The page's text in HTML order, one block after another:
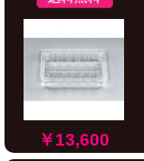
￥13,600